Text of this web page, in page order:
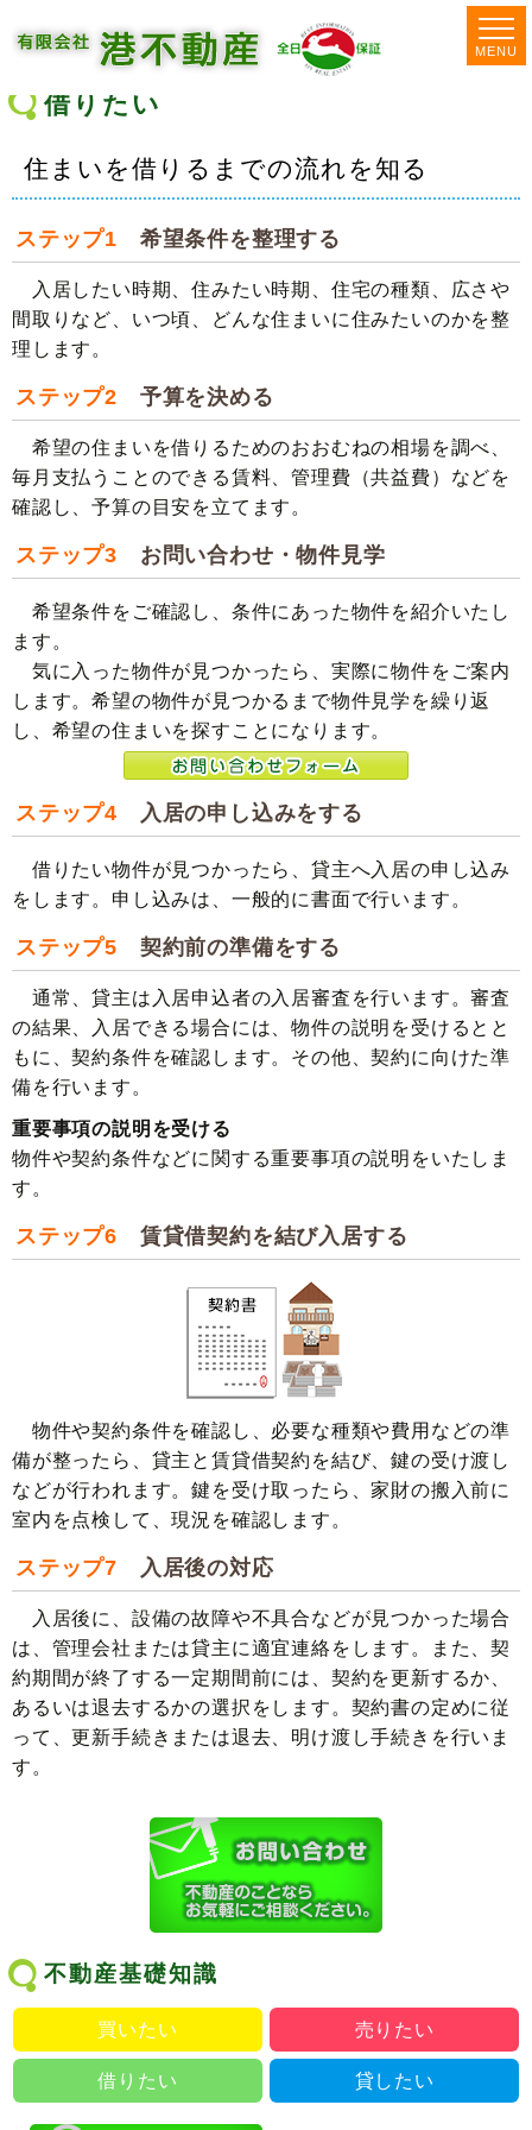
借りたい
住まいを借りるまでの流れを知る
ステップ1 希望条件を整理する
入居したい時期、住みたい時期、住宅の種類、広さや
間取りなど、いつ頃、どんな住まいに住みたいのかを整
理します。
ステップ2 予算を決める
希望の住まいを借りるためのおおむねの相場を調べ、
毎月支払うことのできる賃料、管理費（共益費）などを
確認し、予算の目安を立てます。
ステップ3 お問い合わせ・物件見学
希望条件をご確認し、条件にあった物件を紹介いたし
ます。
気に入った物件が見つかったら、実際に物件をご案内
します。希望の物件が見つかるまで物件見学を繰り返
し、希望の住まいを探すことになります。
ステップ4 入居の申し込みをする
借りたい物件が見つかったら、貸主へ入居の申し込み
をします。申し込みは、一般的に書面で行います。
ステップ5 契約前の準備をする
通常、貸主は入居申込者の入居審査を行います。審査
の結果、入居できる場合には、物件の説明を受けるとと
もに、契約条件を確認します。その他、契約に向けた準
備を行います。
重要事項の説明を受ける
物件や契約条件などに関する重要事項の説明をいたしま
す。
ステップ6 賃貸借契約を結び入居する
物件や契約条件を確認し、必要な種類や費用などの準
備が整ったら、貸主と賃貸借契約を結び、鍵の受け渡し
などが行われます。鍵を受け取ったら、家財の搬入前に
室内を点検して、現況を確認します。
ステップ7 入居後の対応
入居後に、設備の故障や不具合などが見つかった場合
は、管理会社または貸主に適宜連絡をします。また、契
約期間が終了する一定期間前には、契約を更新するか、
あるいは退去するかの選択をします。契約書の定めに従
って、更新手続きまたは退去、明け渡し手続きを行いま
す。
MENU
不動産基礎知識
買いたい 売りたい
借りたい 貸したい